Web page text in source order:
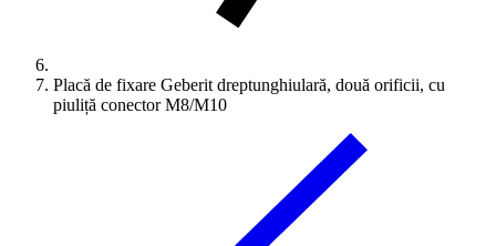
Placă de fixare Geberit dreptunghiulară, două orificii, cu
piuliță conector M8/M10